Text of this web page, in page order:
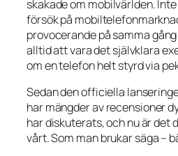
skakade om mobilvärlden.
försök på
provocerande på samma
alltid att vara det självklara
om en telefon helt styrd via
Sedan den officiella
har mängder av recensioner
har diskuterats, och nu är det
vårt. Som man brukar säga –